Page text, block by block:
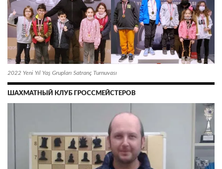
2022 Yeni Yıl Yaş Grupları Satranç Turnuvası
ШАХМАТНЫЙ КЛУБ ГРОССМЕЙСТЕРОВ